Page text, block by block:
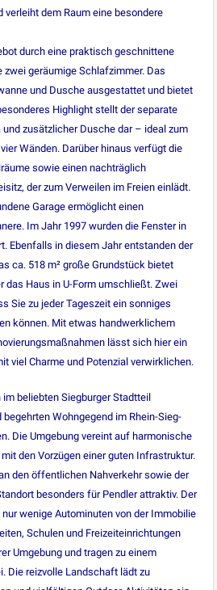
dem Raum eine besondere
durch eine praktisch geschnittene
zwei geräumige Schlafzimmer. Das
und Dusche ausgestattet und bietet
Highlight stellt der separate
zusätzlicher Dusche dar – ideal zum
Wänden. Darüber hinaus verfügt die
sowie einen nachträglich
der zum Verweilen im Freien einlädt.
Garage ermöglicht einen
Im Jahr 1997 wurden die Fenster in
Ebenfalls in diesem Jahr entstanden der
ca. 518 m² große Grundstück bietet
das Haus in U-Form umschließt. Zwei
Sie zu jeder Tageszeit ein sonniges
können. Mit etwas handwerklichem
lässt sich hier ein
viel Charme und Potenzial verwirklichen.
beliebten Siegburger Stadtteil
begehrten Wohngegend im Rhein-Sieg-
Die Umgebung vereint auf harmonische
den Vorzügen einer guten Infrastruktur.
den öffentlichen Nahverkehr sowie der
besonders für Pendler attraktiv. Der
wenige Autominuten von der Immobilie
Schulen und Freizeiteinrichtungen
Umgebung und tragen zu einem
Die reizvolle Landschaft lädt zu